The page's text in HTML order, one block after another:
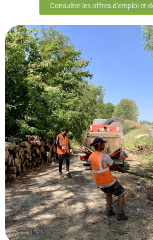
Consulter les offres d'emploi et